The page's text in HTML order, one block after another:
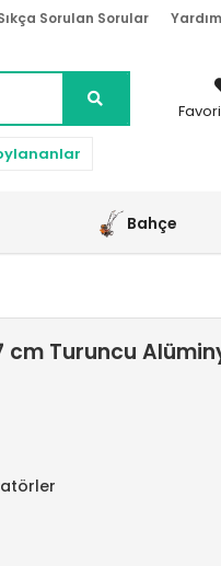
Sorulan Sorular Yardım
Bahçe
cm Turuncu